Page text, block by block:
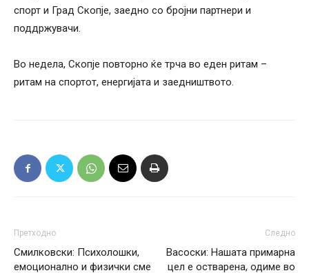
спорт и Град Скопје, заедно со бројни партнери и
поддржувачи.
Во недела, Скопје повторно ќе трча во еден ритам –
ритам на спортот, енергијата и заедништвото.
Претходно
Смилковски: Психолошки,
емоционално и физички сме
Следно
Васоски: Нашата примарна
цел е остварена, одиме во